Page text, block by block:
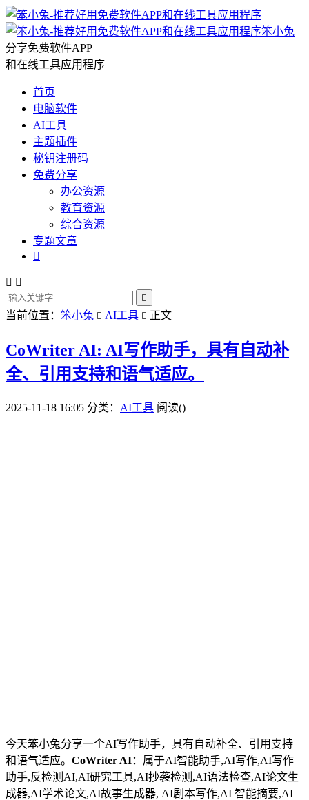
笨小兔
分享免费软件APP
和在线工具应用程序
首页
电脑软件
AI工具
主题插件
秘钥注册码
免费分享
办公资源
教育资源
综合资源
专题文章

 

当前位置： 笨小兔  AI工具  正文
CoWriter AI: AI写作助手，具有自动补
全、引用支持和语气适应。
2025-11-18 16:05 分类： AI工具 阅读()
今天笨小兔分享一个AI写作助手，具有自动补全、引用支持
和语气适应。 CoWriter AI：属于AI智能助手,AI写作,AI写作
助手,反检测AI,AI研究工具,AI抄袭检测,AI语法检查,AI论文生
成器,AI学术论文,AI故事生成器, AI剧本写作,AI 智能摘要,AI